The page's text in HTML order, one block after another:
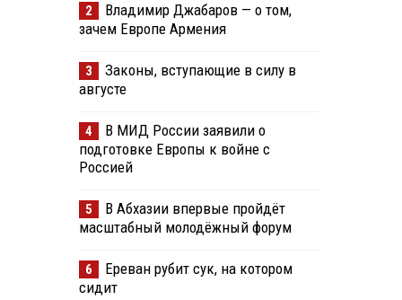
2
Владимир Джабаров — о том,
зачем Европе Армения
3
Законы, вступающие в силу в
августе
4
В МИД России заявили о
подготовке Европы к войне с
Россией
5
В Абхазии впервые пройдёт
масштабный молодёжный форум
6
Ереван рубит сук, на котором
сидит